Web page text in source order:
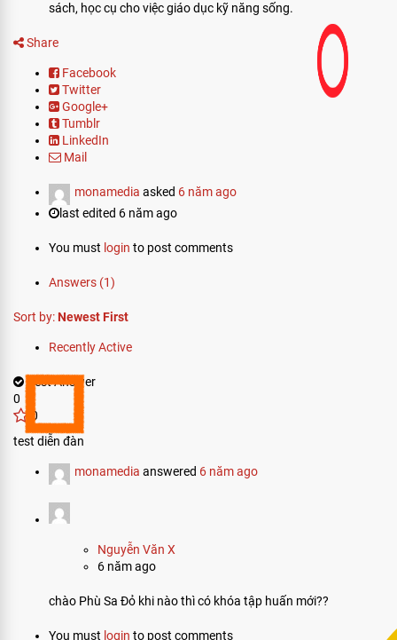
sách, học cụ cho việc giáo dục kỹ năng sống.
Share
Facebook
Twitter
Google+
Tumblr
LinkedIn
Mail
monamedia asked 6 năm ago
last edited 6 năm ago
You must login to post comments
Answers (1)
Sort by:Newest First
Recently Active
Best Answer
0
0
test diễn đàn
monamedia answered 6 năm ago
Nguyễn Văn X
6 năm ago
chào Phù Sa Đỏ khi nào thì có khóa tập huấn mới??
You must login to post comments